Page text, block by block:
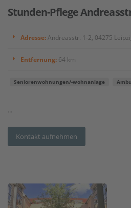
Stunden-Pflege
Adresse: Andreasstr. 1-2, 04275
Entfernung: 64 km
Seniorenwohnungen/-wohnanlage
...
Kontakt aufnehmen